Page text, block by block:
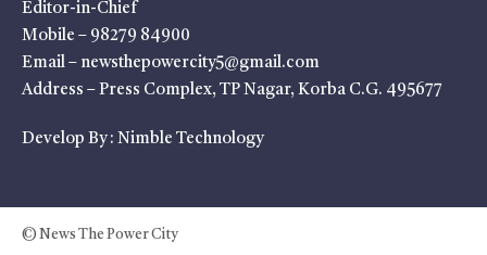
Editor-in-Chief
Mobile – 98279 84900
Email – newsthepowercity5@gmail.com
Address – Press Complex, TP Nagar, Korba C.G. 495677
Develop By : Nimble Technology
© News The Power City